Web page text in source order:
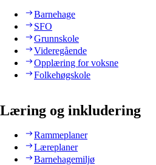
Barnehage
SFO
Grunnskole
Videregående
Opplæring for voksne
Folkehøgskole
Læring og inkludering
Rammeplaner
Læreplaner
Barnehagemiljø